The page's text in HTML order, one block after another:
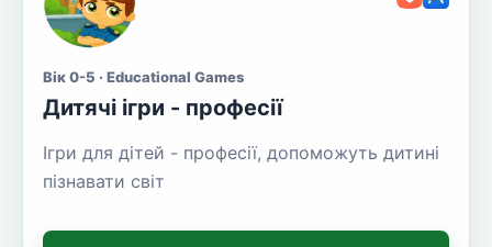
Вік 0-5 · Educational Games
Дитячі ігри - професії
Ігри для дітей - професії, допоможуть дитині
пізнавати світ